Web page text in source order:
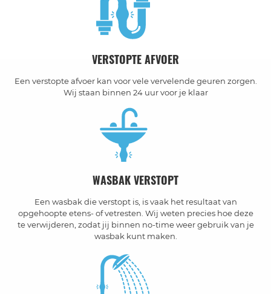
VERSTOPTE AFVOER
Een verstopte afvoer kan voor vele vervelende geuren zorgen.
Wij staan binnen 24 uur voor je klaar
WASBAK VERSTOPT
Een wasbak die verstopt is, is vaak het resultaat van
opgehoopte etens- of vetresten. Wij weten precies hoe deze
te verwijderen, zodat jij binnen no-time weer gebruik van je
wasbak kunt maken.